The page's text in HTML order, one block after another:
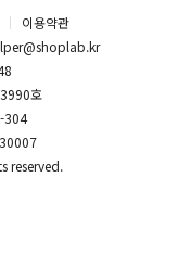
이용약관
호
304
reserved.